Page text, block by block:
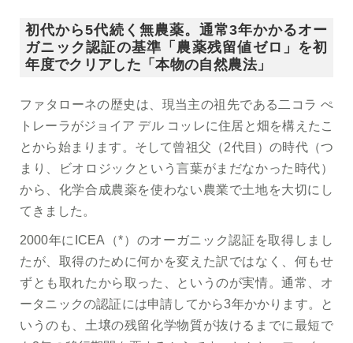
初代から5代続く無農薬。通常3年かかるオー
ガニック認証の基準「農薬残留値ゼロ」を初
年度でクリアした「本物の自然農法」
ファタローネの歴史は、現当主の祖先である二コラ ぺ
トレーラがジョイア デル コッレに住居と畑を構えたこ
とから始まります。そして曾祖父（2代目）の時代（つ
まり、ビオロジックという言葉がまだなかった時代）
から、化学合成農薬を使わない農業で土地を大切にし
てきました。
2000年にICEA（*）のオーガニック認証を取得しまし
たが、取得のために何かを変えた訳ではなく、何もせ
ずとも取れたから取った、というのが実情。通常、オ
ータニックの認証には申請してから3年かかります。と
いうのも、土壌の残留化学物質が抜けるまでに最短で